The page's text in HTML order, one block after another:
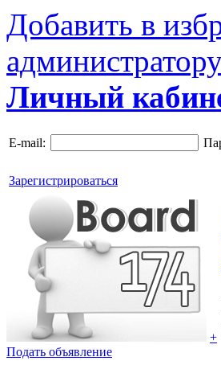
Добавить в
Личный
E-mail:
Зарегистрироваться
+
Подать объявление